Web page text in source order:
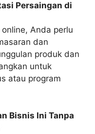
Persaingan di
Anda perlu
dan
produk dan
untuk
atau program
Bisnis Ini Tanpa